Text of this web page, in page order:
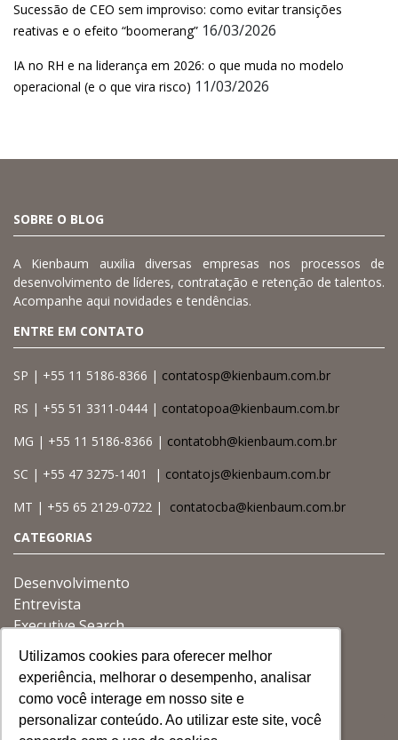
Utilizamos cookies para oferecer melhor
experiência, melhorar o desempenho, analisar
como você interage em nosso site e
personalizar conteúdo. Ao utilizar este site, você
Utilizamos cookies para oferecer melhor
experiência, melhorar o desempenho, analisar
como você interage em nosso site e
personalizar conteúdo. Ao utilizar este site, você
Utilizamos cookies para oferecer melhor
experiência, melhorar o desempenho, analisar
como você interage em nosso site e
personalizar conteúdo. Ao utilizar este site, você
Sucessão de CEO sem improviso: como evitar transições
reativas e o efeito “boomerang” 16/03/2026
IA no RH e na liderança em 2026: o que muda no modelo
operacional (e o que vira risco) 11/03/2026
SOBRE O BLOG
A Kienbaum auxilia diversas empresas nos processos de
desenvolvimento de líderes, contratação e retenção de talentos.
Acompanhe aqui novidades e tendências.
ENTRE EM CONTATO
SP | +55 11 5186-8366 | contatosp@kienbaum.com.br
RS | +55 51 3311-0444 | contatopoa@kienbaum.com.br
MG | +55 11 5186-8366 | contatobh@kienbaum.com.br
SC | +55 47 3275-1401 | contatojs@kienbaum.com.br
MT | +55 65 2129-0722 | contatocba@kienbaum.com.br
CATEGORIAS
Desenvolvimento
Entrevista
Executive Search
Gestão
Governança
Liderança
Buscar